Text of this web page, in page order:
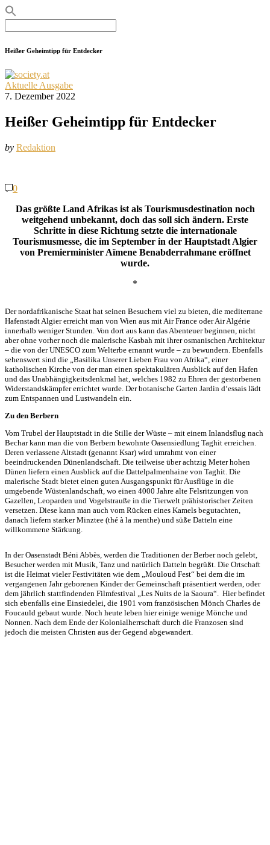
for:
Heißer Geheimtipp für Entdecker
Aktuelle Ausgabe
7. Dezember 2022
Heißer Geheimtipp für Entdecker
by Redaktion
0
Das größte Land Afrikas ist als Tourismusdestination noch
weitgehend unbekannt, doch das soll sich ändern. Erste
Schritte in diese Richtung setzte die internationale
Tourismusmesse, die im September in der Hauptstadt Algier
von Premierminister Aïmene Benabderrahmane eröffnet
wurde.
*
Der nordafrikanische Staat hat seinen Besuchern viel zu bieten, die mediterrane
Hafenstadt Algier erreicht man von Wien aus mit Air France oder Air Algérie
innerhalb weniger Stunden. Von dort aus kann das Abenteuer beginnen, nicht
aber ohne vorher noch die malerische Kasbah mit ihrer osmanischen Architektur
– die von der UNESCO zum Welterbe ernannt wurde ­– zu bewundern. Ebenfalls
sehenswert sind die „Basilika Unserer Lieben Frau von Afrika“, einer
katholischen Kirche von der man einen spektakulären Ausblick auf den Hafen
und das Unabhängigkeitsdenkmal hat, welches 1982 zu Ehren der gestorbenen
Widerstandskämpfer errichtet wurde. Der botanische Garten Jardin d‘essais lädt
zum Entspannen und Lustwandeln ein.
Zu den Berbern
Vom Trubel der Hauptstadt in die Stille der Wüste – mit einem Inlandsflug nach
Bechar kann man die von Berbern bewohnte Oasensiedlung Taghit erreichen.
Deren verlassene Altstadt (genannt Ksar) wird umrahmt von einer
beeindruckenden Dünenlandschaft. Die teilweise über achtzig Meter hohen
Dünen liefern einen Ausblick auf die Dattelpalmenhaine von Taghit. Die
malerische Stadt bietet einen guten Ausgangspunkt für Ausflüge in die
umgebende Wüstenlandschaft, wo einen 4000 Jahre alte Felsritzungen von
Gazellen, Leoparden und Vogelstrauße in die Tierwelt prähistorischer Zeiten
versetzen. Diese kann man auch vom Rücken eines Kamels begutachten,
danach liefern starker Minztee (thé à la menthe) und süße Datteln eine
willkommene Stärkung.
In der Oasenstadt Béni Abbès, werden die Traditionen der Berber noch gelebt,
Besucher werden mit Musik, Tanz und natürlich Datteln begrüßt. Die Ortschaft
ist die Heimat vieler Festivitäten wie dem „Mouloud Fest“ bei dem die im
vergangenen Jahr geborenen Kinder der Gemeinschaft präsentiert werden, oder
dem jährlich stattfindenden Filmfestival „Les Nuits de la Saoura“. Hier befindet
sich ebenfalls eine Einsiedelei, die 1901 vom französischen Mönch Charles de
Foucauld gebaut wurde. Noch heute leben hier einige wenige Mönche und
Nonnen. Nach dem Ende der Kolonialherrschaft durch die Franzosen sind
jedoch die meisten Christen aus der Gegend abgewandert.